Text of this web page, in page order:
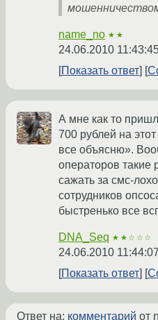
name_no ★★
24.06.2010
Показать ответ
А мне как то
700 рублей на
все объясню».
операторов
сажать за смс-
сотрудников
быстренько все
DNA_Seq ★★☆☆☆
24.06.2010
Показать ответ
Ответ на: комментарий от